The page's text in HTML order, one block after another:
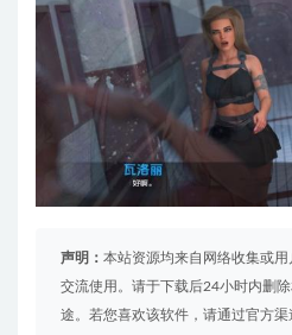
声明： 本站资源均来自网络收集或
交流使用。请于下载后24小时内删
途。若您喜欢该软件，请通过官方